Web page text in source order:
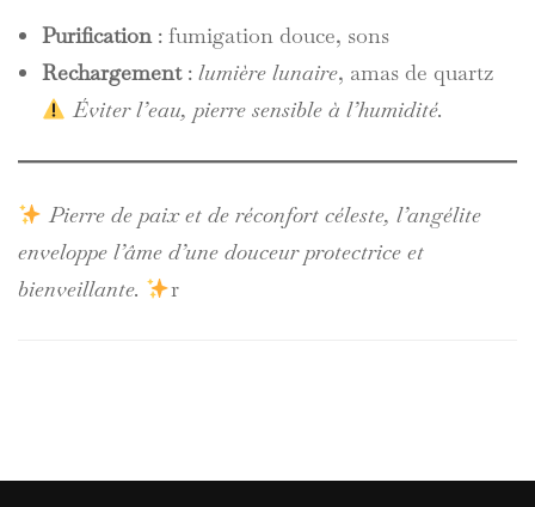
Purification: fumigation douce, sons
Rechargement: lumière lunaire, amas de quartz
Éviter l’eau, pierre sensible à l’humidité.
Pierre de paix et de réconfort céleste, l’angélite
enveloppe l’âme d’une douceur protectrice et
bienveillante.
r